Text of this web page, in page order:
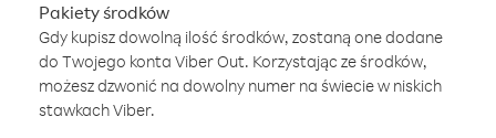
Pakiety środków
Gdy kupisz dowolną ilość środków, zostaną one dodane
do Twojego konta Viber Out. Korzystając ze środków,
możesz dzwonić na dowolny numer na świecie w niskich
stawkach Viber.